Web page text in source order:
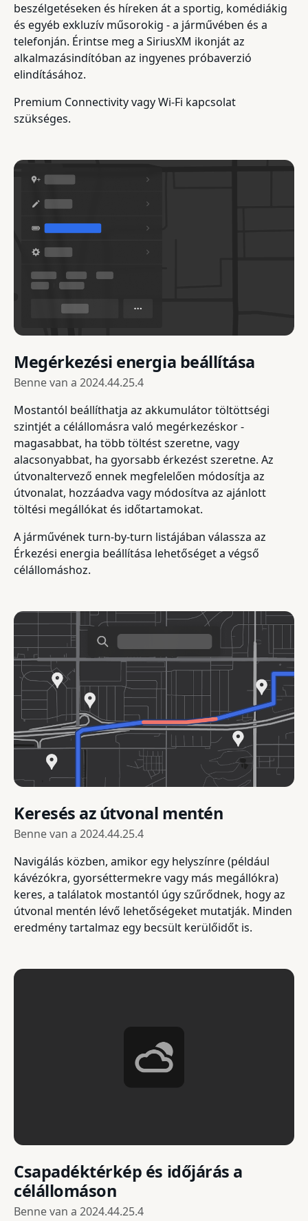
beszélgetéseken és híreken át a sportig, komédiákig
és egyéb exkluzív műsorokig - a járművében és a
telefonján. Érintse meg a SiriusXM ikonját az
alkalmazásindítóban az ingyenes próbaverzió
elindításához.
Premium Connectivity vagy Wi-Fi kapcsolat
szükséges.
Megérkezési energia beállítása
Benne van a 2024.44.25.4
Mostantól beállíthatja az akkumulátor töltöttségi
szintjét a célállomásra való megérkezéskor -
magasabbat, ha több töltést szeretne, vagy
alacsonyabbat, ha gyorsabb érkezést szeretne. Az
útvonaltervező ennek megfelelően módosítja az
útvonalat, hozzáadva vagy módosítva az ajánlott
töltési megállókat és időtartamokat.
A járművének turn-by-turn listájában válassza az
Érkezési energia beállítása lehetőséget a végső
célállomáshoz.
Keresés az útvonal mentén
Benne van a 2024.44.25.4
Navigálás közben, amikor egy helyszínre (például
kávézókra, gyorséttermekre vagy más megállókra)
keres, a találatok mostantól úgy szűrődnek, hogy az
útvonal mentén lévő lehetőségeket mutatják. Minden
eredmény tartalmaz egy becsült kerülőidőt is.
Csapadéktérkép és időjárás a
célállomáson
Benne van a 2024.44.25.4